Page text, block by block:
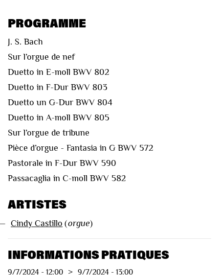
PROGRAMME
J. S. Bach
Sur l’orgue de nef
Duetto in E-moll BWV 802
Duetto in F-Dur BWV 803
Duetto un G-Dur BWV 804
Duetto in A-moll BWV 805
Sur l’orgue de tribune
Pièce d’orgue - Fantasia in G BWV 572
Pastorale in F-Dur BWV 590
Passacaglia in C-moll BWV 582
ARTISTES
Cindy Castillo (orgue)
INFORMATIONS PRATIQUES
9/7/2024 - 12:00 > 9/7/2024 - 13:00